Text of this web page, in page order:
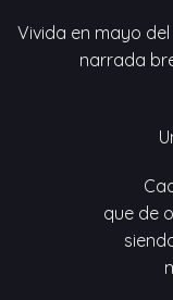
Vivida en mayo
narrada
que de